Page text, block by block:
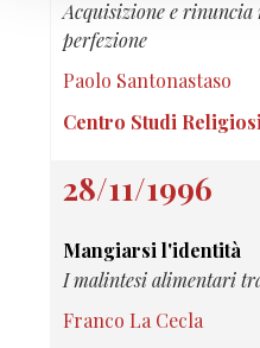
Acquisizione e rinuncia
perfezione
Paolo Santonastaso
Centro Studi Religiosi
28/11/1996
Mangiarsi l'identità
I malintesi alimentari
Franco La Cecla